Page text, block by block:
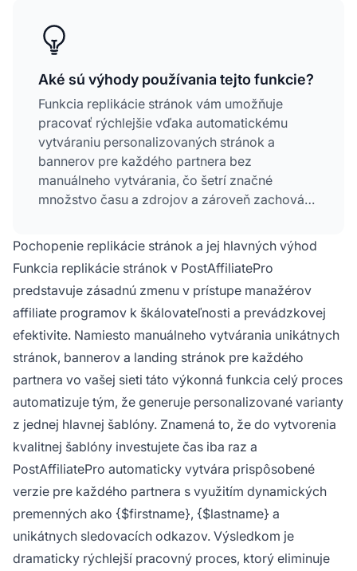
Aké sú výhody používania tejto funkcie?
Funkcia replikácie stránok vám umožňuje
pracovať rýchlejšie vďaka automatickému
vytváraniu personalizovaných stránok a
bannerov pre každého partnera bez
manuálneho vytvárania, čo šetrí značné
množstvo času a zdrojov a zároveň zachováva
Pochopenie replikácie stránok a jej hlavných výhod
Funkcia replikácie stránok v PostAffiliatePro
predstavuje zásadnú zmenu v prístupe manažérov
affiliate programov k škálovateľnosti a prevádzkovej
efektivite. Namiesto manuálneho vytvárania unikátnych
stránok, bannerov a landing stránok pre každého
partnera vo vašej sieti táto výkonná funkcia celý proces
automatizuje tým, že generuje personalizované varianty
z jednej hlavnej šablóny. Znamená to, že do vytvorenia
kvalitnej šablóny investujete čas iba raz a
PostAffiliatePro automaticky vytvára prispôsobené
verzie pre každého partnera s využitím dynamických
premenných ako {$firstname}, {$lastname} a
unikátnych sledovacích odkazov. Výsledkom je
dramaticky rýchlejší pracovný proces, ktorý eliminuje